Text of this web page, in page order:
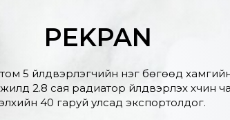
PEKPAN
5 үйлдвэрлэгчийн нэг бөгөөд хамгийн
2.8 сая радиатор үйлдвэрлэх хүчин
40 гаруй улсад экспортолдог.